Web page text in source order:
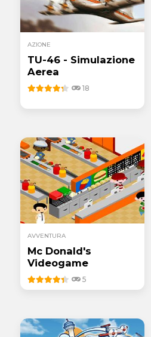
AZIONE
TU-46 - Simulazione
Aerea
18
AVVENTURA
Mc Donald's
Videogame
5